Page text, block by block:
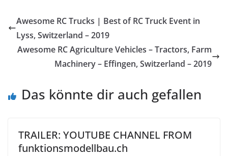
Awesome RC Trucks | Best of RC Truck Event in
Lyss, Switzerland – 2019
Awesome RC Agriculture Vehicles – Tractors, Farm
Machinery – Effingen, Switzerland – 2019
Das könnte dir auch gefallen
TRAILER: YOUTUBE CHANNEL FROM
funktionsmodellbau.ch